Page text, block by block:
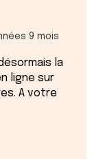
9 mois
la
ligne sur
A votre